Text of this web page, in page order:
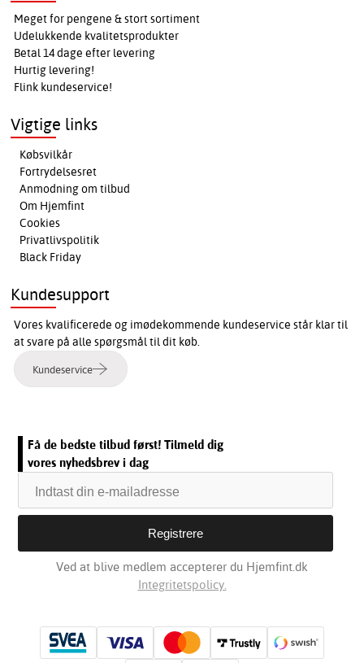
Meget for pengene & stort sortiment
Udelukkende kvalitetsprodukter
Betal 14 dage efter levering
Hurtig levering!
Flink kundeservice!
Vigtige links
Købsvilkår
Fortrydelsesret
Anmodning om tilbud
Om Hjemfint
Cookies
Privatlivspolitik
Black Friday
Kundesupport
Vores kvalificerede og imødekommende kundeservice står klar til
at svare på alle spørgsmål til dit køb.
Kundeservice
Få de bedste tilbud først! Tilmeld dig
vores nyhedsbrev i dag
Ved at blive medlem accepterer du Hjemfint.dk
Integritetspolicy.